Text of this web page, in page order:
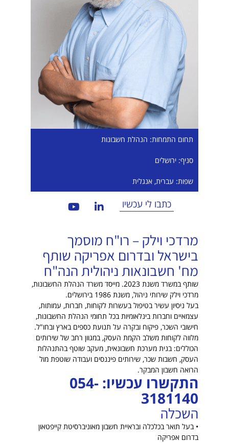
תחום התמחות: הנהלת חשבונות
סניף: ירושלים
שפות: עברית, אנגלית
כתבו לי עכשיו
מרדכי וילק – רו"ח מוסמך
בישראל ובדרום אפריקה שותף
מח' חשבונאות ניהולית הנה"ח
שותף במשרד משנת 2023. מייסד משרד הנהלת החשבונות,
מרדכי וילק שירותי ניהול, משנת 1986 בירושלים.
בעל ניסיון עשיר בטיפול בעשרות לקוחות, חברות, עמותות,
עצמאיים וחברות בינלאומיות בכל תחומי הנהלת החשבונות,
חישובי השכר, פיקוח ובקרה על תנועת כספים בארץ ובחו"ל.
מלווה לקוחות משלב הקמת העסק, במגוון רחב של שירותים
הכוללים: בנית מערכת חשבונאית, מעקב שוטף בהתנהלות
העסק, חשבות שכר, שירותים פיננסים ועבודה שוטפת מול
הרואה חשבון המבקר.
התקשרו עכשיו: 054-
3181140
השכלה
• בעל תואר בכלכלה ובראיית חשבון מאוניברסיטת קייפטאון
בדרום אפריקה